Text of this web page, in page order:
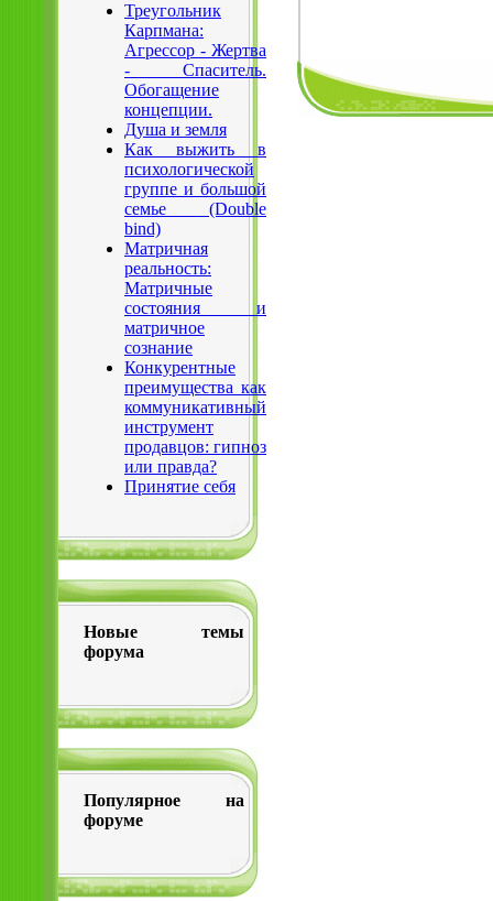
Треугольник
Карпмана:
Агрессор - Жертва
- Спаситель.
Обогащение
концепции.
Душа и земля
Как выжить в
психологической
группе и большой
семье (Double
bind)
Матричная
реальность:
Матричные
состояния и
матричное
сознание
Конкурентные
преимущества как
коммуникативный
инструмент
продавцов: гипноз
или правда?
Принятие себя
Новые темы
форума
Популярное на
форуме